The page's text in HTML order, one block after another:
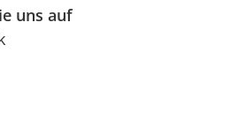
uns auf